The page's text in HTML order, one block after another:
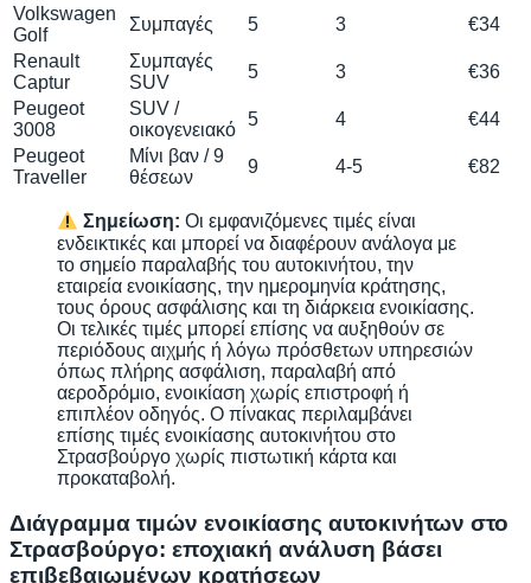
Volkswagen
Golf
Συμπαγές 5 3
€34
Renault
Captur
Συμπαγές
SUV
5 3
€36
Peugeot
3008
SUV /
οικογενειακό
5 4
€44
Peugeot
Traveller
Μίνι βαν / 9
θέσεων
9 4-5 €82
Σημείωση: Οι εμφανιζόμενες τιμές είναι
ενδεικτικές και μπορεί να διαφέρουν ανάλογα με
το σημείο παραλαβής του αυτοκινήτου, την
εταιρεία ενοικίασης, την ημερομηνία κράτησης,
τους όρους ασφάλισης και τη διάρκεια ενοικίασης.
Οι τελικές τιμές μπορεί επίσης να αυξηθούν σε
περιόδους αιχμής ή λόγω πρόσθετων υπηρεσιών
όπως πλήρης ασφάλιση, παραλαβή από
αεροδρόμιο, ενοικίαση χωρίς επιστροφή ή
επιπλέον οδηγός. Ο πίνακας περιλαμβάνει
επίσης τιμές ενοικίασης αυτοκινήτου στο
Στρασβούργο χωρίς πιστωτική κάρτα και
προκαταβολή.
Διάγραμμα τιμών ενοικίασης αυτοκινήτων στο
Στρασβούργο: εποχιακή ανάλυση βάσει
επιβεβαιωμένων κρατήσεων